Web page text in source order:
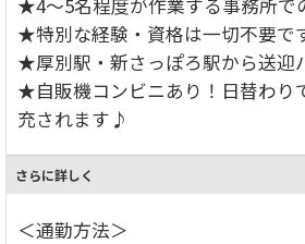
★特別な経験・資格は一切不要で
★厚別駅・新さっぽろ駅から送迎
★自販機コンビニあり！日替わり
充されます♪
さらに詳しく
＜通勤方法＞